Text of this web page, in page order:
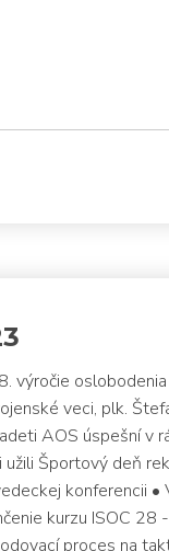
výročie
veci, plk.
AOS úspešní v
Športový deň
konferencii
kurzu ISOC
proces na